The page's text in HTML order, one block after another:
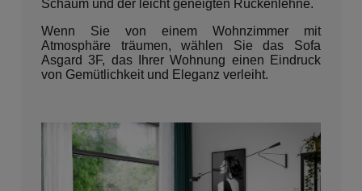
Schaum und der leicht geneigten Rückenlehne.
Wenn Sie von einem Wohnzimmer mit
Atmosphäre träumen, wählen Sie das Sofa
Asgard 3F, das Ihrer Wohnung einen Eindruck
von Gemütlichkeit und Eleganz verleiht.